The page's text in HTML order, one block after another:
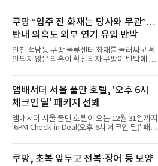
라 극장을 모티브로 한 데코레이션으로 구성됐
다. 무대 공간 및 티켓 박스
필먼트서비스(CFS)가 지난 28일부터 화재 피해
주민을 대상으로 전문 출장 청소서비스 지원에
나섬으로써 본격적인 지역사회 복구 작업이 시
작된 것이다.대피소 주민 중심 청소 접수, 첫날
부터 2가구 지원 완료CFS는 신현초등학교, 신
현북초등학교, 신현여자중학교 등 인천 서해구
관내 임시 대피소 3곳에서 체류해온 화재 피해
민들의 호응 속에 CFS는 즉시 행동에 나섰다. 지
난 28일 오후 전문 청소업체와
쿠팡 “입주 전 화재는 당사와 무관”…
탄내 의혹도 외부 연기 유입 반박
인천 석남동 쿠팡 물류센터 화재를 둘러싸고 확
인되지 않은 의혹이 확산되자 쿠팡이 반박에 나
에 대해서는 외부 화재 연기 유입이라고 설명했
고, 2023년 같은 물류센터에서 발생한 화재에
대해서도 쿠팡 입주 전 공사 과정에서 벌어진 일
이라며 선을 그었다.쿠팡은 21일 인천 물류센터
내부에서 불이 타는 냄새가 났다는 의혹과 관련
해 “사실무근”이라는 입장을 밝혔다.회사 측은
“인근에서 지난 15일 다른 회사에서 발생한 대
것으로 확인됐다”고 설명했다.이어 “정확한 화
앰배서더 서울 풀만 호텔, '오후 6시
체크인 딜' 패키지 선봬
앰배서더 서울 풀만 호텔이 오는 12월 31일까지
'6PM Check-in Deal(오후 6시 체크인 딜)' 패키
으로 여유로운 저녁 시간부터 호텔 스테이를 시
작할 수 있도록 준비됐다.앰배서더 서울 풀만 호
텔 측은 “퇴근 후 또는 주말 도심 속에서 짧지만
쿠팡, 초복 앞두고 전복·장어 등 보양